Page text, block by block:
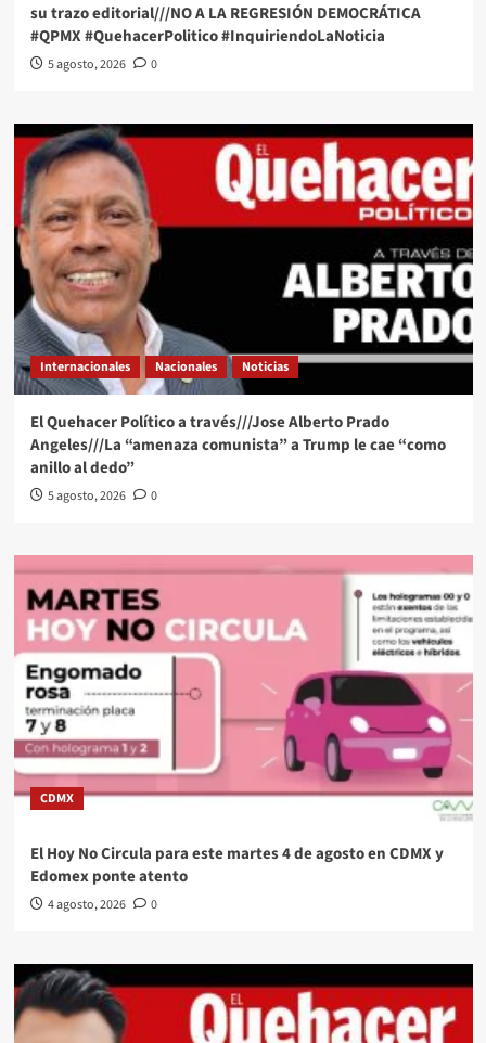
su trazo editorial///NO A LA REGRESIÓN DEMOCRÁTICA
#QPMX #QuehacerPolitico #InquiriendoLaNoticia
5 agosto, 2026 0
Internacionales Nacionales Noticias
El Quehacer Político a través///Jose Alberto Prado
Angeles///La “amenaza comunista” a Trump le cae “como
anillo al dedo”
5 agosto, 2026 0
CDMX
El Hoy No Circula para este martes 4 de agosto en CDMX y
Edomex ponte atento
4 agosto, 2026 0